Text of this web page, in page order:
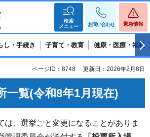
検索
メニュー
お問い合わせ 緊急情報
し・手続き 子育て・教育 健康・医療・福祉
ページID：8748 更新日：2026年2月8日
一覧(令和8年1月現在)
は、選挙ごと変更になることがありま